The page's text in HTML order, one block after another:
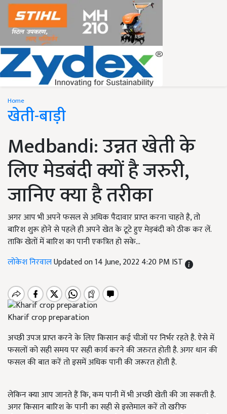
Home
खेती-बाड़ी
Medbandi: उन्नत खेती के
लिए मेडबंदी क्यों है जरुरी,
जानिए क्या है तरीका
अगर आप भी अपने फसल से अधिक पैदावार प्राप्त करना चाहते है, तो
बारिश शुरू होने से पहले ही अपने खेत के टूटे हुए मेड़बंदी को ठीक कर लें.
ताकि खेतों में बारिश का पानी एकत्रित हो सके...
लोकेश निरवालUpdated on 14 June, 2022 4:20 PM IST
Kharif crop preparation
अच्छी उपज प्राप्त करने के लिए किसान कई चीजों पर निर्भर रहते है. ऐसे में
फसलों को सही समय पर सही कार्य करने की जरुरत होती है. अगर धान की
फसल की बात करें तो इसमें अधिक पानी की जरूरत होती है.
लेकिन क्या आप जानते हैं कि, कम पानी में भी अच्छी खेती की जा सकती है.
अगर किसान बारिश के पानी का सही से इस्तेमाल करें तो खरीफ